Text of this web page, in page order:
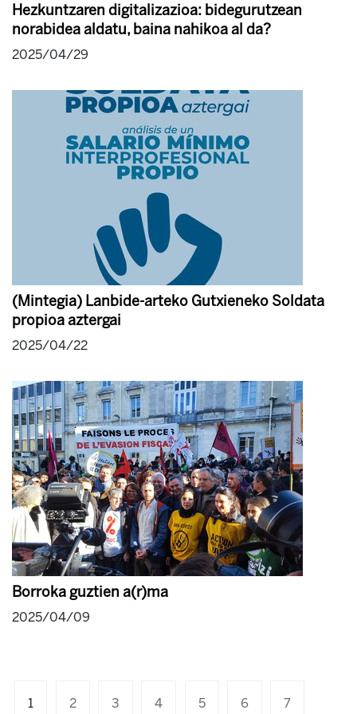
Hezkuntzaren digitalizazioa: bidegurutzean
norabidea aldatu, baina nahikoa al da?
2025/04/29
(Mintegia) Lanbide-arteko Gutxieneko Soldata
propioa aztergai
2025/04/22
Borroka guztien a(r)ma
2025/04/09
1 2 3 4 5 6 7